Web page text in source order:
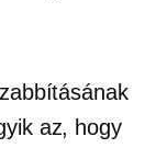
az, hogy